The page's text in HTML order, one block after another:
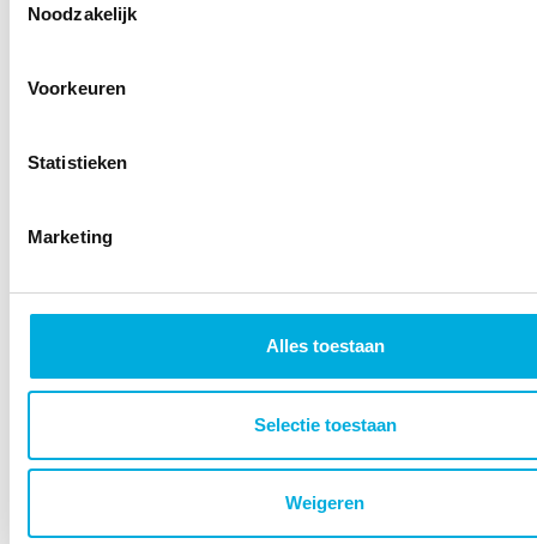
Noodzakelijk
Voorkeuren
Statistieken
Marketing
Alles toestaan
Selectie toestaan
Weigeren
Sensoren
Hoogendoorn Online
Onze partners